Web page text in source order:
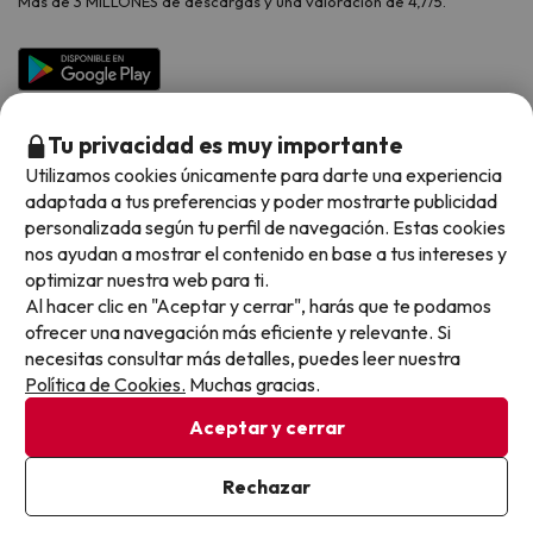
Viajes para grupos
Hoteles Salou
Chollos con Todo Incluido
Chollos en la playa
Hoteles con toboganes
Selección de la Newsletter
Los favoritos de nuestros clientes
Vacaciones en Octubre
Vacaciones en Noviembre
Preguntas frecuentes
Métodos de pago disponibles
Condiciones generales
Política de cookies
Viajes para ti S.L.U. Copyright © Buscounchollo.com 2010 -
Tu privacidad es muy importante
Utilizamos cookies únicamente para darte una experiencia
adaptada a tus preferencias y poder mostrarte publicidad
personalizada según tu perfil de navegación. Estas cookies
nos ayudan a mostrar el contenido en base a tus intereses y
optimizar nuestra web para ti.
Al hacer clic en "Aceptar y cerrar", harás que te podamos
ofrecer una navegación más eficiente y relevante. Si
necesitas consultar más detalles, puedes leer nuestra
Política de Cookies. Muchas gracias.
Aceptar y cerrar
Rechazar